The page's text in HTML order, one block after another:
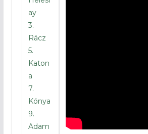
ay
3.
Rácz
5.
Katon
a
7.
Kónya
9.
Adam